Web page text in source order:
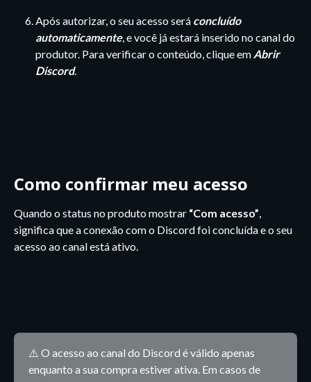
Após autorizar, o seu acesso será concluído
automaticamente, e você já estará inserido no canal do
produtor. Para verificar o conteúdo, clique em Abrir
Discord.
Como confirmar meu acesso
Quando o status no produto mostrar “Com acesso”
significa que a conexão com o Discord foi concluída e o seu
acesso ao canal está ativo.
⚠️ O acesso ao canal do Discord é válido apenas
enquanto a sua compra estiver ativa. Em casos de